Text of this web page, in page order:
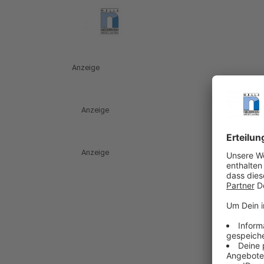
Anzeige
Anzeige
Anzeige